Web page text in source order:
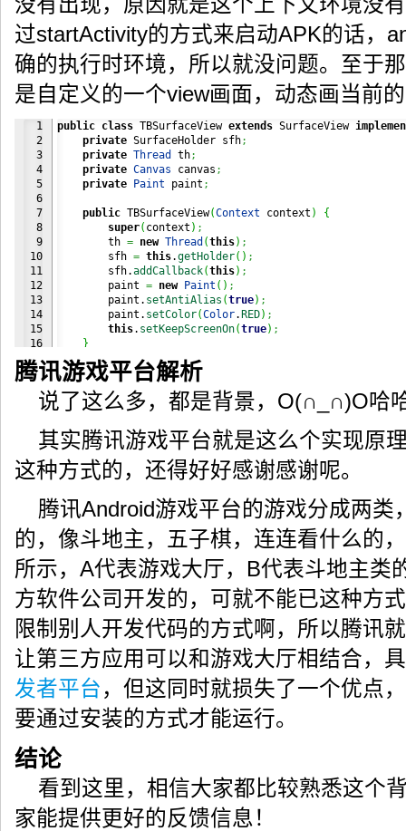
过startActivity的方式来启动APK的话，
确的执行时环境，所以就没问题。至于
是自定义的一个view画面，动态画当前
1
2
3
4
5
6
7
8
9
10
11
12
13
14
15
16
17
18
20
22
23
24
25
27
28
29
30
31
32
33
34
35
36
37
38
39
40
41
42
44
45
46
47
48
49
public class TBSurfaceView extends SurfaceView
private SurfaceHolder sfh;
private Thread th;
private Canvas canvas ;
private
Paint paint ;
public TBSurfaceView(Context context )
{
super( context ) ;
th = new Thread (this) ;
sfh = this.getHolder( ) ;
sfh.addCallback(this) ;
paint = new Paint ( ) ;
paint. setAntiAlias (true) ;
paint. setColor(Color. RED) ;
this. setKeepScreenOn(true) ;
}
public void surfaceCreated
th.
start
;
}
private void draw ()
{
try {
canvas = sfh. lockCanvas();
(canvas != null) {
canvas.drawText("Time: " + System.
100, paint);
}
} catch Exception ex
{
ex.printStackTrace () ;
} finally {
if
(canvas != null)
{
sfh.unlockCanvasAndPost(canvas);
}
}
public void run()
{
while (true)
{
draw
try {
e.
}
}
腾讯游戏平台解析
说了这么多，都是背景，O(∩_∩)O哈
其实腾讯游戏平台就是这么个实现原
这种方式的，还得好好感谢感谢呢。
腾讯Android游戏平台的游戏分成两类
的，像斗地主，五子棋，连连看什么的
所示，A代表游戏大厅，B代表斗地主类
方软件公司开发的，可就不能已这种方
限制别人开发代码的方式啊，所以腾讯
让第三方应用可以和游戏大厅相结合，
发者平台 ，但这同时就损失了一个优点
要通过安装的方式才能运行。
结论
看到这里，相信大家都比较熟悉这个
家能提供更好的反馈信息！